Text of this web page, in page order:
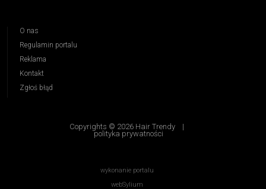
O nas
Regulamin portalu
Reklama
Kontakt
Zgłoś błąd
Copyrights © 2026 Hair Trendy |
polityka prywatności
wykonanie portalu
webSylium